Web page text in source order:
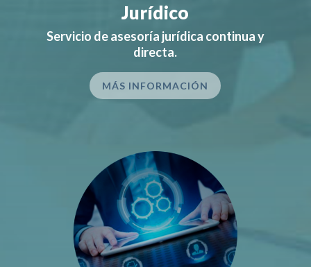
Jurídico
Servicio de asesoría jurídica continua y
directa.
MÁS INFORMACIÓN